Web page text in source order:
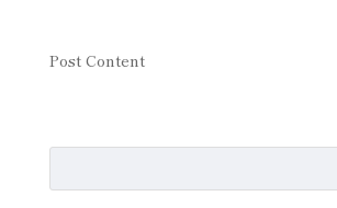
Post Content